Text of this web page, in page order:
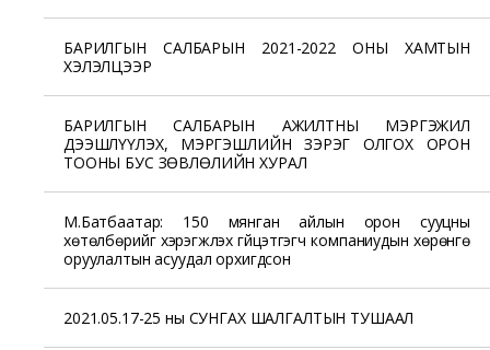
БАРИЛГЫН САЛБАРЫН 2021-2022 ОНЫ ХАМТЫН
ХЭЛЭЛЦЭЭР
БАРИЛГЫН САЛБАРЫН АЖИЛТНЫ МЭРГЭЖИЛ
ДЭЭШЛҮҮЛЭХ, МЭРГЭШЛИЙН ЗЭРЭГ ОЛГОХ ОРОН
ТООНЫ БУС ЗӨВЛӨЛИЙН ХУРАЛ
М.Батбаатар: 150 мянган айлын орон сууцны
хөтөлбөрийг хэрэгжүүлэх гүйцэтгэгч компаниудын хөрөнгө
оруулалтын асуудал орхигдсон
2021.05.17-25 ны СУНГАХ ШАЛГАЛТЫН ТУШААЛ